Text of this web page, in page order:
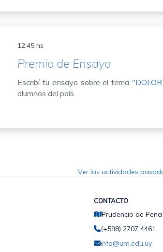
12:45 hs
Premio de Ensayo
Escribí tu ensayo sobre el tema
alumnos del país.
Ver las actividades
CONTACTO
Prudencio de
(+598) 2707 4461
info@um.edu.uy